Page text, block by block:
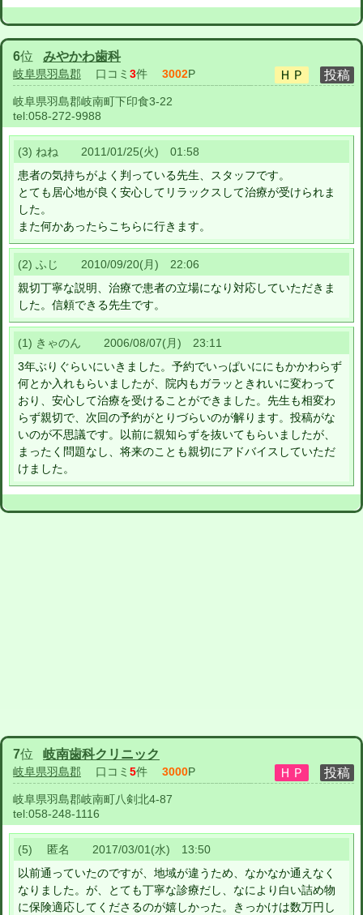
6位 みやかわ歯科
岐阜県羽島郡 口コミ 3件 3002P
岐阜県羽島郡岐南町下印食3-22
tel:058-272-9988
(3) ねね 2011/01/25(火) 01:58
患者の気持ちがよく判っている先生、スタッフです。
とても居心地が良く安心してリラックスして治療が受けられま
した。
また何かあったらこちらに行きます。
(2) ふじ 2010/09/20(月) 22:06
親切丁寧な説明、治療で患者の立場になり対応していただきま
した。信頼できる先生です。
(1) きゃのん 2006/08/07(月) 23:11
3年ぶりぐらいにいきました。予約でいっぱいににもかかわらず
何とか入れもらいましたが、院内もガラッときれいに変わって
おり、安心して治療を受けることができました。先生も相変わ
らず親切で、次回の予約がとりづらいのが解ります。投稿がな
いのが不思議です。以前に親知らずを抜いてもらいましたが、
まったく問題なし、将来のことも親切にアドバイスしていただ
けました。
7位 岐南歯科クリニック
岐阜県羽島郡 口コミ 5件 3000P
岐阜県羽島郡岐南町八剣北4-87
tel:058-248-1116
(5) 匿名 2017/03/01(水) 13:50
以前通っていたのですが、地域が違うため、なかなか通えなく
なりました。が、とても丁寧な診療だし、なにより白い詰め物
に保険適応してくださるのが嬉しかった。きっかけは数万円し